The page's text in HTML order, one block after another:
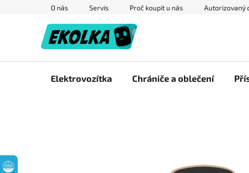
O nás Servis Proč koupit u nás Autorizovaný
Elektrovozítka Chrániče a oblečení